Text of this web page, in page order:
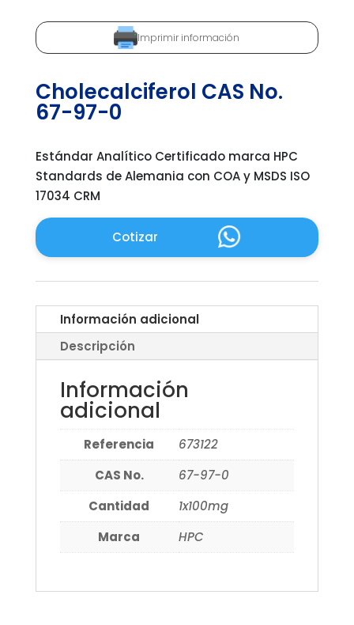
Imprimir información
Cholecalciferol CAS No.
67-97-0
Estándar Analítico Certificado marca HPC
Standards de Alemania con COA y MSDS ISO
17034 CRM
Cotizar
Información adicional
Descripción
Información
adicional
Referencia
673122
CAS No.
67-97-0
Cantidad
1x100mg
Marca
HPC